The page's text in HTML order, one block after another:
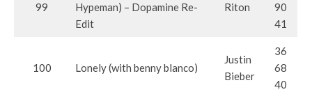
99
Hypeman) – Dopamine Re-
Edit
Riton
90
41
100 Lonely (with benny blanco)
Justin
Bieber
36
68
40